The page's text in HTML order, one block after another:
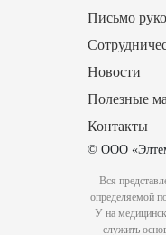
Письмо
Новости
Полезные
Контакты
© ООО
Вся
определяемой
У на
служить